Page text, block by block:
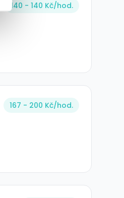
140 - 140 Kč/hod.
167 - 200 Kč/hod.